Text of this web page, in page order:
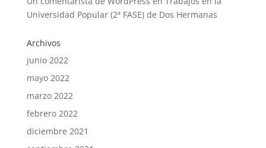
Universidad Popular (2ª FASE) de Dos Hermanas
Archivos
junio 2022
mayo 2022
marzo 2022
febrero 2022
diciembre 2021